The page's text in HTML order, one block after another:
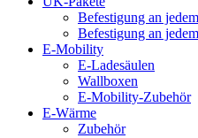
Befestigung an
Befestigung an
E-Mobility
E-Ladesäulen
Wallboxen
E-Mobility-Zubehör
E-Wärme
Zubehör